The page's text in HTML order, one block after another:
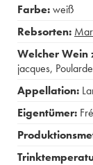
Farbe:weiß
Rebsorten:
Welcher Wein
jacques,
Appellation:
Eigentümer: